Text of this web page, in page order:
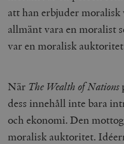
att han erbjuder moralisk
allmänt vara en moralist
var en moralisk
När The Wealth of Nations
dess innehåll inte bara
och ekonomi. Den
moralisk auktoritet.